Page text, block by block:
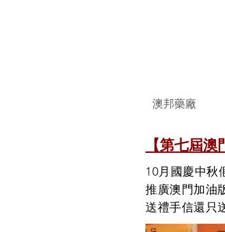
澳邦藥廠
【第七屆澳
10月國慶中秋
推廣澳門加油
送禮手信還只